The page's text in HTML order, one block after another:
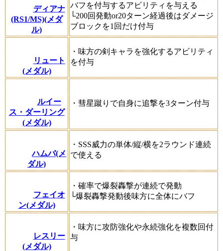
ディアナ
(RS1/MS)(メダ
ル)
バフを付与するアビリティを与える
└200回発動or20ターン経過後はダメージ
ブロックを1回だけ付与
リュート
(メダル)
・味方の剣キャラを強化するアビリティ
を付与
ルイー
ス・ダーリング
(メダル)
・彗星蹴りで自身に追撃を3ターン付与
ハムバ(メ
ダル)
・SSS威力の単体/縦/横を2ラウンド連続
で使える
フェイオ
ン(メダル)
・確率で爆裂轟撃が連続で発動
└爆裂轟撃発動後味方に全体にバフ
レスリー
(メダル)
・味方に攻防強化や永続強化を複数回付
与